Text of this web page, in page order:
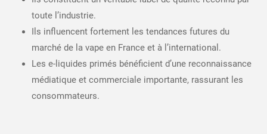
toute l’industrie.
Ils influencent fortement les tendances futures du
marché de la vape en France et à l’international.
Les e-liquides primés bénéficient d’une reconnaissance
médiatique et commerciale importante, rassurant les
consommateurs.